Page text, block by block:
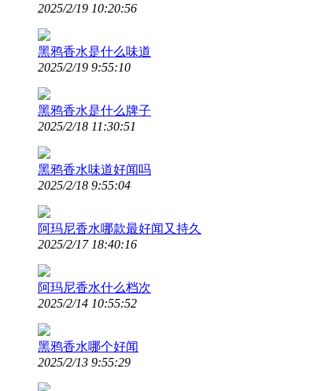
2025/2/19 10:20:56
黑鸦香水是什么味道
2025/2/19 9:55:10
黑鸦香水是什么牌子
2025/2/18 11:30:51
黑鸦香水味道好闻吗
2025/2/18 9:55:04
阿玛尼香水哪款最好闻又持久
2025/2/17 18:40:16
阿玛尼香水什么档次
2025/2/14 10:55:52
黑鸦香水哪个好闻
2025/2/13 9:55:29